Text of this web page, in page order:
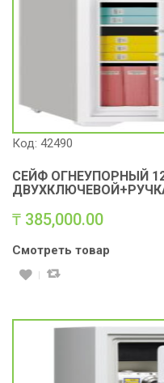
Код: 42490
СЕЙФ ОГНЕУПОРНЫЙ
₸ 385,000.00
Смотреть товар